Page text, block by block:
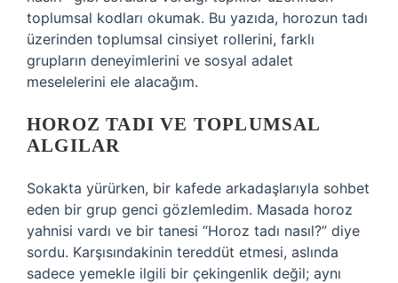
toplumsal kodları okumak. Bu yazıda, horozun tadı
üzerinden toplumsal cinsiyet rollerini, farklı
grupların deneyimlerini ve sosyal adalet
meselelerini ele alacağım.
HOROZ TADI VE TOPLUMSAL
ALGILAR
Sokakta yürürken, bir kafede arkadaşlarıyla sohbet
eden bir grup genci gözlemledim. Masada horoz
yahnisi vardı ve bir tanesi “Horoz tadı nasıl?” diye
sordu. Karşısındakinin tereddüt etmesi, aslında
sadece yemekle ilgili bir çekingenlik değil; aynı